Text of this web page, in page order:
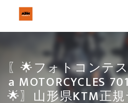
〖🌟フォトコンテ
a MOTORCYCLES
🌟〗山形県KTM正